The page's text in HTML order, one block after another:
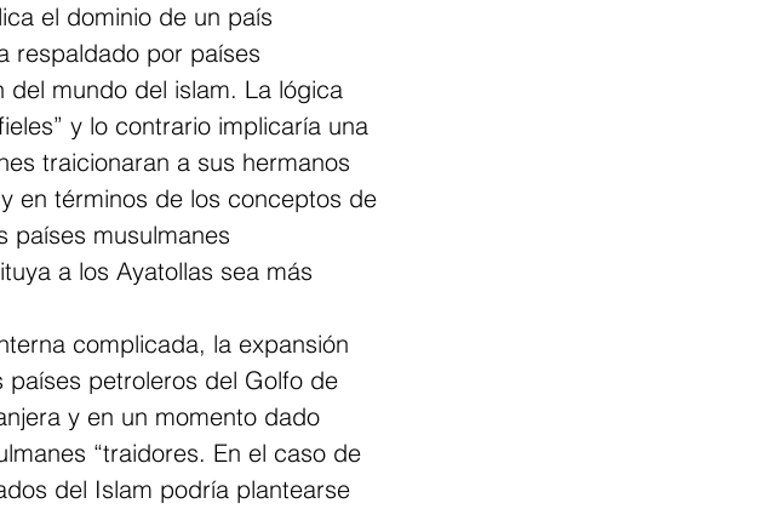
el dominio de un país
respaldado por países
del mundo del islam. La lógica
y lo contrario implicaría una
traicionaran a sus hermanos
en términos de los conceptos de
países musulmanes
a los Ayatollas sea más
complicada, la expansión
petroleros del Golfo de
y en un momento dado
“traidores. En el caso de
del Islam podría plantearse